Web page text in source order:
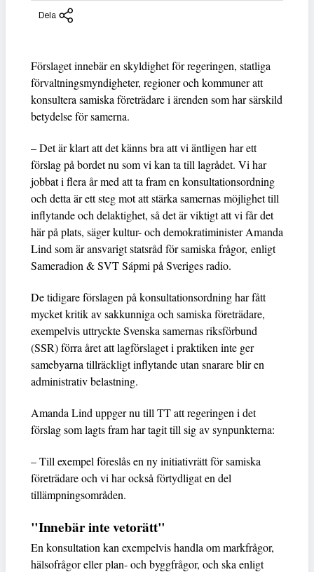
Dela
Förslaget innebär en skyldighet för regeringen, statliga
förvaltningsmyndigheter, regioner och kommuner att
konsultera samiska företrädare i ärenden som har särskild
betydelse för samerna.
– Det är klart att det känns bra att vi äntligen har ett
förslag på bordet nu som vi kan ta till lagrådet. Vi har
jobbat i flera år med att ta fram en konsultationsordning
och detta är ett steg mot att stärka samernas möjlighet till
inflytande och delaktighet, så det är viktigt att vi får det
här på plats, säger kultur- och demokratiminister Amanda
Lind som är ansvarigt statsråd för samiska frågor, enligt
Sameradion & SVT Sápmi på Sveriges radio.
De tidigare förslagen på konsultationsordning har fått
mycket kritik av sakkunniga och samiska företrädare,
exempelvis uttryckte Svenska samernas riksförbund
(SSR) förra året att lagförslaget i praktiken inte ger
samebyarna tillräckligt inflytande utan snarare blir en
administrativ belastning.
Amanda Lind uppger nu till TT att regeringen i det
förslag som lagts fram har tagit till sig av synpunkterna:
– Till exempel föreslås en ny initiativrätt för samiska
företrädare och vi har också förtydligat en del
tillämpningsområden.
"Innebär inte vetorätt"
En konsultation kan exempelvis handla om markfrågor,
hälsofrågor eller plan- och byggfrågor, och ska enligt